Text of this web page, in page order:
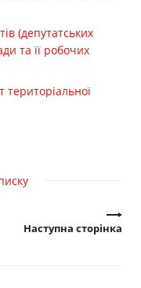
(депутатських
та її робочих
територіальної
Наступна сторінка